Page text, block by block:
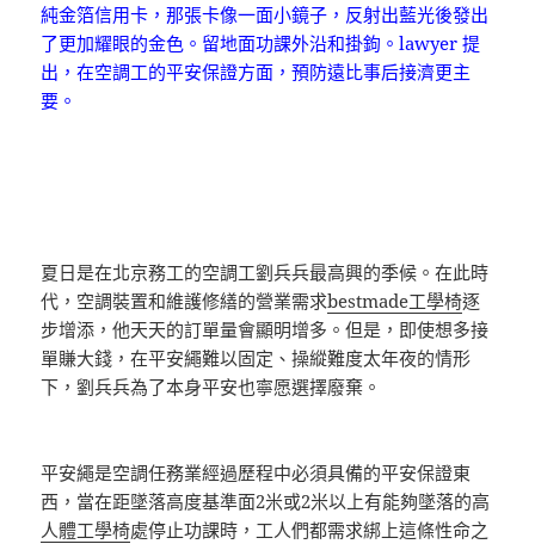
純金箔信用卡，那張卡像一面小鏡子，反射出藍光後發出
了更加耀眼的金色。留地面功課外沿和掛鉤。lawyer 提
出，在空調工的平安保證方面，預防遠比事后接濟更主
要。
夏日是在北京務工的空調工劉兵兵最高興的季候。在此時
代，空調裝置和維護修繕的營業需求bestmade工學椅逐
步增添，他天天的訂單量會顯明增多。但是，即使想多接
單賺大錢，在平安繩難以固定、操縱難度太年夜的情形
下，劉兵兵為了本身平安也寧愿選擇廢棄。
平安繩是空調任務業經過歷程中必須具備的平安保證東
西，當在距墜落高度基準面2米或2米以上有能夠墜落的高
人體工學椅處停止功課時，工人們都需求綁上這條性命之